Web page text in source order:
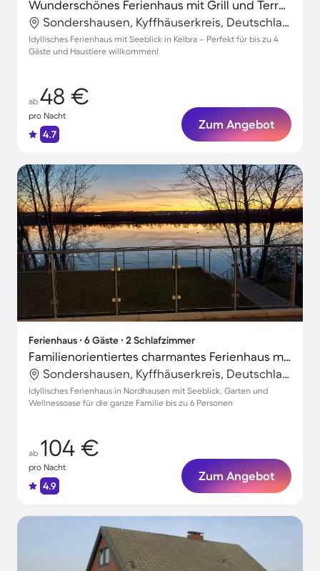
Wunderschönes Ferienhaus mit Grill und Terrasse | Seeblick | Haustiere sind willkommen
Sondershausen, Kyffhäuserkreis, Deutschland
Idyllisches Ferienhaus mit Seeblick in Kelbra – Perfekt für bis zu 4
Gäste und Haustiere willkommen!
ab 48 €
pro Nacht
4.7
Zum Angebot
Ferienhaus ∙ 6 Gäste ∙ 2 Schlafzimmer
Familienorientiertes charmantes Ferienhaus mit Garten, Terrasse und Sauna | Seeblick
Sondershausen, Kyffhäuserkreis, Deutschland
Idyllisches Ferienhaus in Nordhausen mit Seeblick, Garten und
Wellnessoase für die ganze Familie bis zu 6 Personen
ab 104 €
pro Nacht
4.9
Zum Angebot